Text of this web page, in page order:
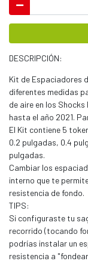
DESCRIPCIÓN:
Kit de Espaciadores
diferentes medidas
de aire en los
hasta el año 2021.
El Kit contiene 5
0.2 pulgadas, 0.4
pulgadas.
Cambiar los
interno que te
resistencia de fondo.
TIPS:
Si configuraste tu
recorrido (tocando
podrías instalar un
resistencia a